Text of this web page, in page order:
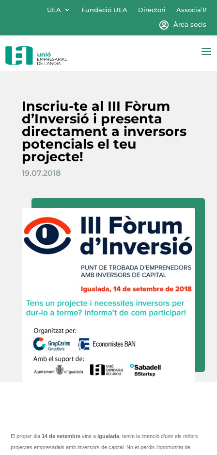
UEA Fundació UEA Directori
Associa’t!
Àrea socis
Inscriu-te al III Fòrum
d’Inversió i presenta
directament a inversors
potencials el teu
projecte!
19.07.2018
El proper dia14 de setembre vine a Igualada , tenim la intenció d’unir els millors
projectes empresarials amb inversors de capital. No et perdis l’oportunitat de